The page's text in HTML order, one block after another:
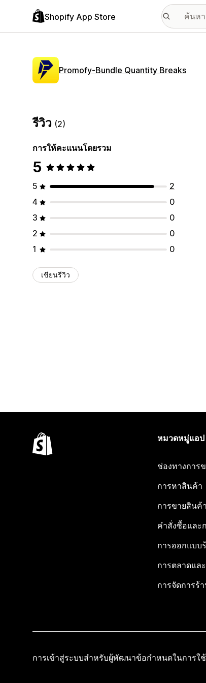
Shopify App Store
Promofy‑Bundle Quantity Breaks
รีวิว (2)
การให้คะแนนโดยรวม
5
5
2
4
0
3
0
2
0
1
0
เขียนรีวิว
หมวดหมู่แอป
ช่องทางการ
การหาสินค้า
การขายสินค้า
คำสั่งซื้อและ
การออกแบบ
การตลาดแล
การจัดการร้
การเข้าสู่ระบบสำหรับผู้พัฒนาข้อกำหนดในการใ